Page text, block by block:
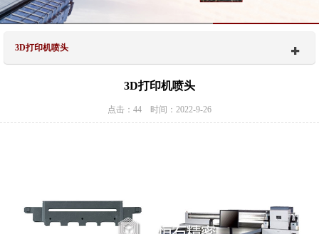
3D打印机喷头
3D打印机喷头
点击：44 时间：2022-9-26